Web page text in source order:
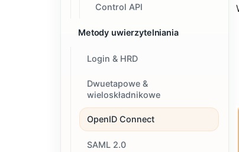
Control API
Metody uwierzytelniania
Login & HRD
Dwuetapowe &
wieloskładnikowe
OpenID Connect
SAML 2.0